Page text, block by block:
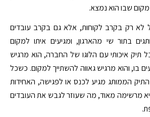
שבו הוא נמצא.
לא רק בקרב לקוחות, אלא גם בקרב עובדים
בתור שי מהארגון, ומגיעים איתו למקום
תיק איכותי עם הלוגו של החברה, הוא מרגיש
בו, והוא מרגיש גאווה להשתייך למקום. כשכל
הממותג מגיע לכנס או לפגישה, האחידות
מרשימה מאוד, מה שעוזר לגבש את העובדים